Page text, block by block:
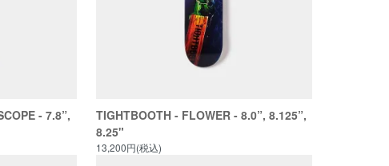
- 7.8”,
TIGHTBOOTH - FLOWER - 8.0”, 8.125”,
8.25"
13,200円(税込)